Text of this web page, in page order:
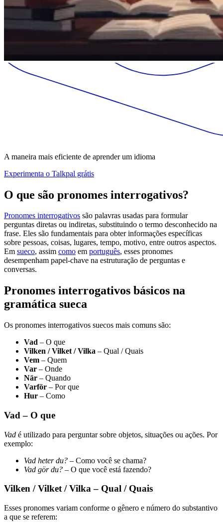
A maneira mais eficiente de aprender um idioma
Experimenta o Talkpal grátis
O que são pronomes interrogativos?
Pronomes interrogativos são palavras usadas para formular
perguntas diretas ou indiretas, substituindo o termo desconhecido na
frase. Eles são fundamentais para obter informações específicas
sobre pessoas, coisas, lugares, tempo, motivo, entre outros aspectos.
Em sueco, assim como em português, esses pronomes
desempenham papel-chave na estruturação de perguntas e
conversas.
Pronomes interrogativos básicos na
gramática sueca
Os pronomes interrogativos suecos mais comuns são:
Vad – O que
Vilken / Vilket / Vilka – Qual / Quais
Vem – Quem
Var – Onde
När – Quando
Varför – Por que
Hur – Como
Vad – O que
Vad é utilizado para perguntar sobre objetos, situações ou ações. Por
exemplo:
Vad heter du? – Como você se chama?
Vad gör du? – O que você está fazendo?
Vilken / Vilket / Vilka – Qual / Quais
Esses pronomes variam conforme o gênero e número do substantivo
a que se referem: